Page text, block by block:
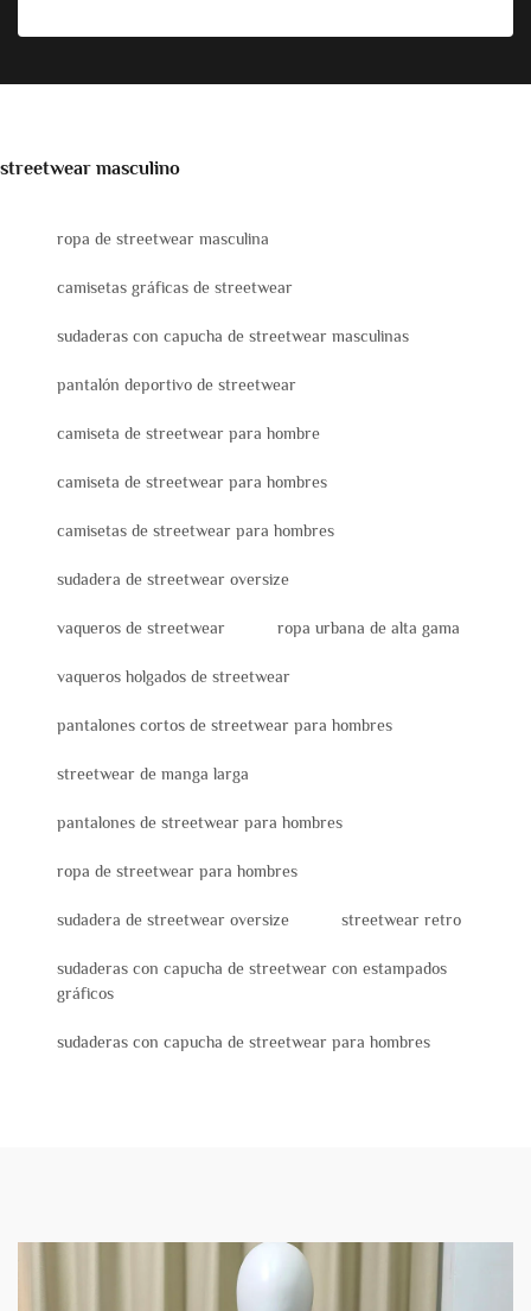
streetwear masculino
ropa de streetwear masculina
camisetas gráficas de streetwear
sudaderas con capucha de streetwear masculinas
pantalón deportivo de streetwear
camiseta de streetwear para hombre
camiseta de streetwear para hombres
camisetas de streetwear para hombres
sudadera de streetwear oversize
vaqueros de streetwear ropa urbana de alta gama
vaqueros holgados de streetwear
pantalones cortos de streetwear para hombres
streetwear de manga larga
pantalones de streetwear para hombres
ropa de streetwear para hombres
sudadera de streetwear oversize streetwear retro
sudaderas con capucha de streetwear con estampados
gráficos
sudaderas con capucha de streetwear para hombres